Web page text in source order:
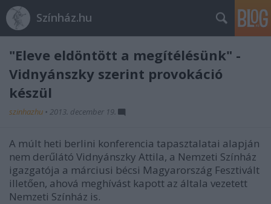
Színház.hu
"Eleve eldöntött a megítélésünk" -
Vidnyánszky szerint provokáció
készül
szinhazhu • 2013. december 19.
A múlt heti berlini konferencia tapasztalatai alapján
nem derűlátó Vidnyánszky Attila, a Nemzeti Színház
igazgatója a márciusi bécsi Magyarország Fesztivált
illetően, ahová meghívást kapott az általa vezetett
Nemzeti Színház is.